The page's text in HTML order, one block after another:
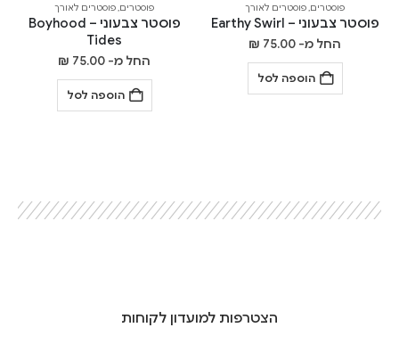
פוסטרים,פוסטרים לאורך
פוסטר צבעוני – Earthy Swirl
החל מ- ₪ 75.00
הוספה לסל
פוסטרים,פוסטרים לאורך
פוסטר צבעוני – Boyhood
Tides
החל מ- ₪ 75.00
הוספה לסל
הצטרפות למועדון לקוחות